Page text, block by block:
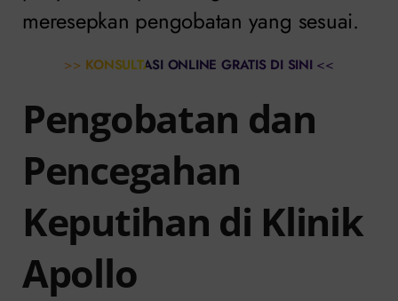
meresepkan pengobatan yang sesuai.
>> KONSULTASI ONLINE GRATIS DI SINI <<
Pengobatan dan
Pencegahan
Keputihan di Klinik
Apollo